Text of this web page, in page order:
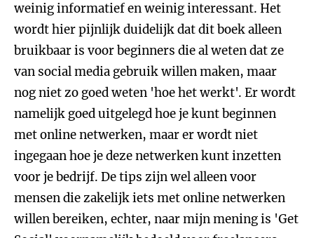
weinig informatief en weinig interessant. Het
wordt hier pijnlijk duidelijk dat dit boek alleen
bruikbaar is voor beginners die al weten dat ze
van social media gebruik willen maken, maar
nog niet zo goed weten 'hoe het werkt'. Er wordt
namelijk goed uitgelegd hoe je kunt beginnen
met online netwerken, maar er wordt niet
ingegaan hoe je deze netwerken kunt inzetten
voor je bedrijf. De tips zijn wel alleen voor
mensen die zakelijk iets met online netwerken
willen bereiken, echter, naar mijn mening is 'Get